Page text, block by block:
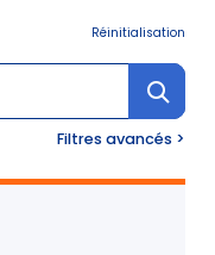
Réinitialisation
Filtres avancés >